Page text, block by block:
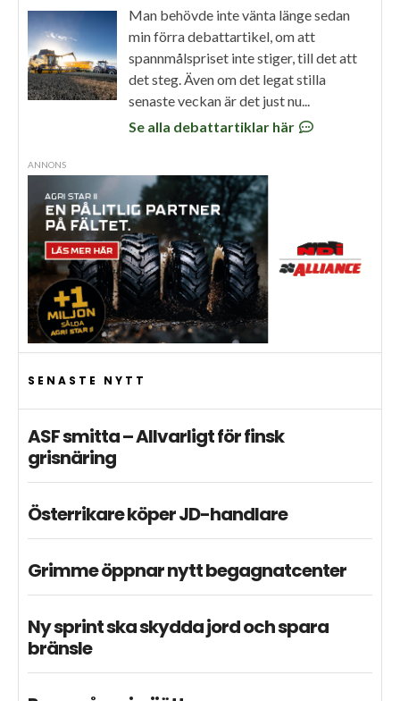
Man behövde inte vänta länge sedan
min förra debattartikel, om att
spannmålspriset inte stiger, till det att
det steg. Även om det legat stilla
senaste veckan är det just nu...
Se alla debattartiklar här
ANNONS
SENASTE NYTT
ASF smitta – Allvarligt för finsk
grisnäring
Österrikare köper JD-handlare
Grimme öppnar nytt begagnatcenter
Ny sprint ska skydda jord och spara
bränsle